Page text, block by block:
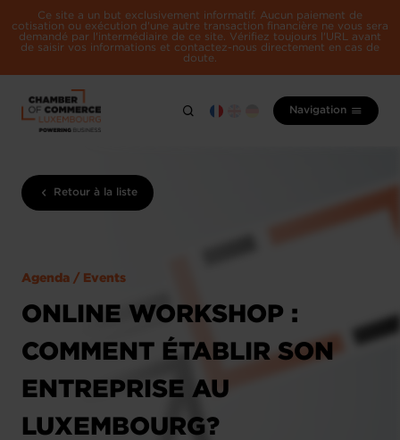
Ce site a un but exclusivement informatif. Aucun paiement de
cotisation ou exécution d'une autre transaction financière ne vous sera
demandé par l'intermédiaire de ce site. Vérifiez toujours l'URL avant
de saisir vos informations et contactez-nous directement en cas de
doute.
Navigation
Retour à la liste
Agenda / Events
ONLINE WORKSHOP :
COMMENT ÉTABLIR SON
ENTREPRISE AU
LUXEMBOURG?